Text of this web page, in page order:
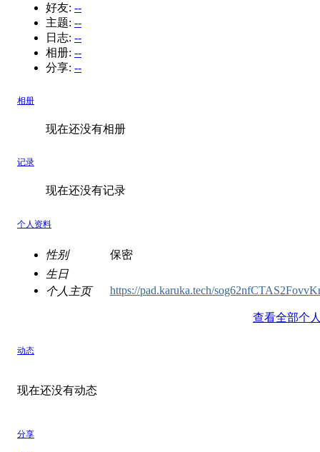
好友: --
主题: --
日志: --
相册: --
分享: --
相册
现在还没有相册
记录
现在还没有记录
个人资料
性别
保密
生日
个人主页
https://pad.karuka.tech/
查看全部个
动态
现在还没有动态
分享